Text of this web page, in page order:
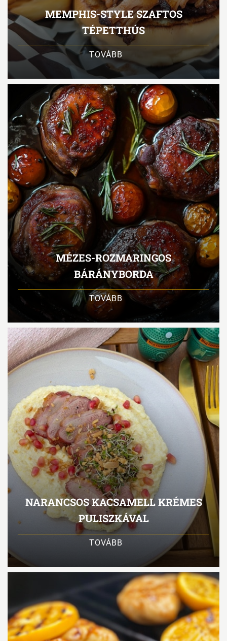
MEMPHIS-STYLE SZAFTOS
TÉPETTHÚS
TOVÁBB
MÉZES-ROZMARINGOS
BÁRÁNYBORDA
TOVÁBB
NARANCSOS KACSAMELL KRÉMES
PULISZKÁVAL
TOVÁBB